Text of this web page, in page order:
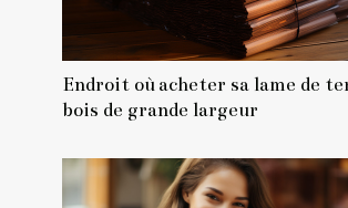
Endroit où acheter sa lame de
bois de grande largeur